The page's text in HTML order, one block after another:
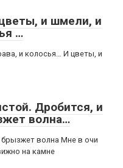
и шмели, и
…
и колосья… И цветы, и
Дробится, и
волна…
волна Мне в очи
на камне